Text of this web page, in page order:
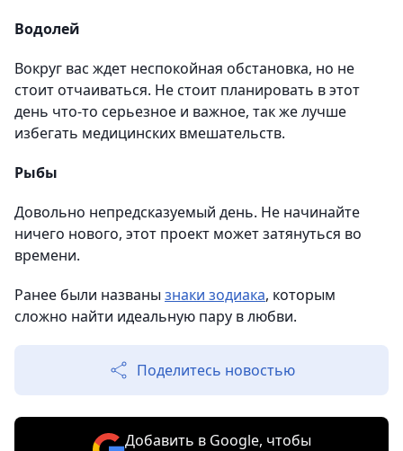
Водолей
Вокруг вас ждет неспокойная обстановка, но не
стоит отчаиваться. Не стоит планировать в этот
день что-то серьезное и важное, так же лучше
избегать медицинских вмешательств.
Рыбы
Довольно непредсказуемый день. Не начинайте
ничего нового, этот проект может затянуться во
времени.
Ранее были названы знаки зодиака, которым
сложно найти идеальную пару в любви.
Поделитесь новостью
Добавить в Google, чтобы